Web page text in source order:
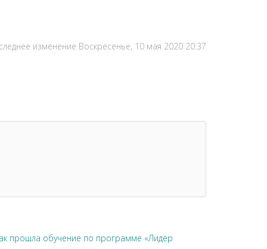
изменение Воскресенье, 10 мая 2020 20:37
прошла обучение по программе «Лидер